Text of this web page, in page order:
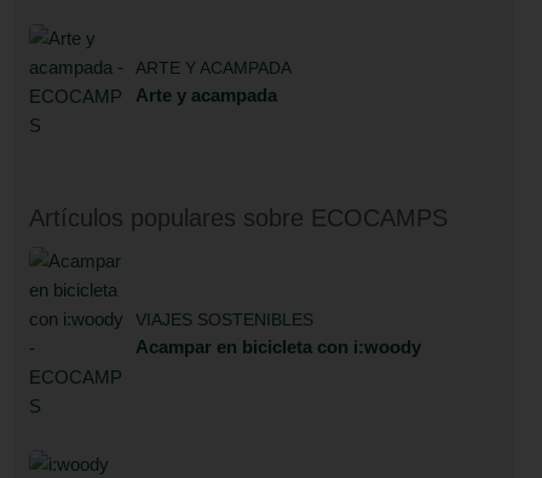
ARTE Y ACAMPADA
Arte y acampada
Artículos populares sobre ECOCAMPS
VIAJES SOSTENIBLES
Acampar en bicicleta con i:woody